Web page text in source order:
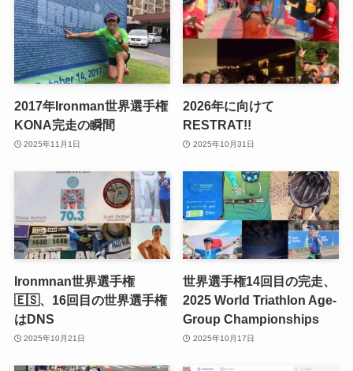
2017年Ironman世界選手権
KONA完走の瞬間
2025年11月1日
2026年に向けて
RESTRAT!!
2025年10月31日
Ironmnan世界選手権
🇪🇸、16回目の世界選手権
はDNS
2025年10月21日
世界選手権14回目の完走、
2025 World Triathlon Age-
Group Championships
2025年10月17日